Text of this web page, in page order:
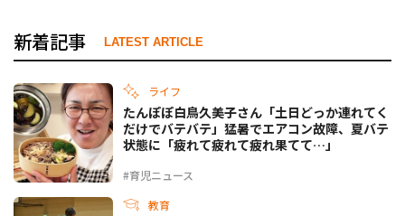
新着記事 LATEST ARTICLE
ライフ
#育児ニュース
たんぽぽ白鳥久美子さん「土日どっか連れてく
だけでバテバテ」猛暑でエアコン故障、夏バテ
状態に「疲れて疲れて疲れ果てて…」
教育